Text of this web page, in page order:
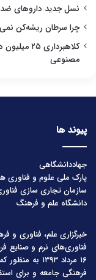
نسل جدید داروهای
چرا سرطان ریشه‌کن
مصنوعی
پیوند ها
جهاددانشگاهی
پارک ملی علوم و فناوری
سازمان تجاری سازی
دانشگاه علم و فرهنگ
خبرگزاری علم، فناوری و
فناوری‌های نرم و صنایع
۱۶ مرداد
فرهنگی جامعه و برای